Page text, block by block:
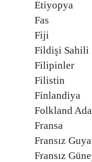
Etiyopya
Fas
Fiji
Fildişi Sahili
Filipinler
Filistin
Finlandiya
Folkland
Fransa
Fransız
Fransız